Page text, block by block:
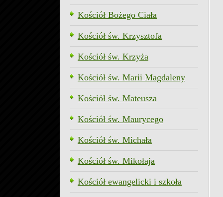
Kościół Bożego Ciała
Kościół św. Krzysztofa
Kościół św. Krzyża
Kościół św. Marii Magdaleny
Kościół św. Mateusza
Kościół św. Maurycego
Kościół św. Michała
Kościół św. Mikołaja
Kościół ewangelicki i szkoła